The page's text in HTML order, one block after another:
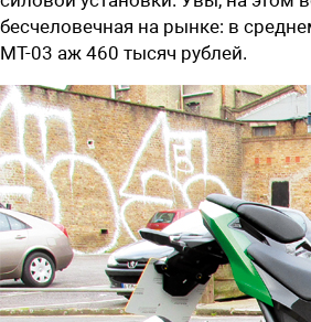
бесчеловечная на рынке: в
MT-03 аж 460 тысяч рублей.